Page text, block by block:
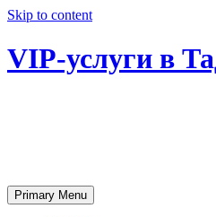
Skip to content
VIP-услуги в
Primary Menu